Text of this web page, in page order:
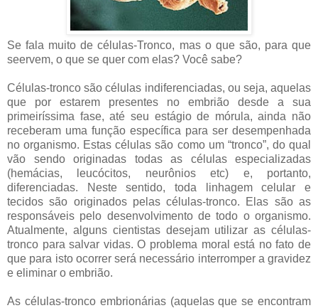
Se fala muito de células-Tronco, mas o que são, para que
seervem, o que se quer com elas? Você sabe?
Células-tronco são células indiferenciadas, ou seja, aquelas
que por estarem presentes no embrião desde a sua
primeiríssima fase, até seu estágio de mórula, ainda não
receberam uma função específica para ser desempenhada
no organismo. Estas células são como um “tronco”, do qual
vão sendo originadas todas as células especializadas
(hemácias, leucócitos, neurônios etc) e, portanto,
diferenciadas. Neste sentido, toda linhagem celular e
tecidos são originados pelas células-tronco. Elas são as
responsáveis pelo desenvolvimento de todo o organismo.
Atualmente, alguns cientistas desejam utilizar as células-
tronco para salvar vidas. O problema moral está no fato de
que para isto ocorrer será necessário interromper a gravidez
e eliminar o embrião.
As células-tronco embrionárias (aquelas que se encontram